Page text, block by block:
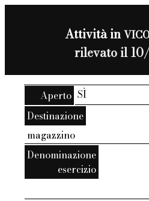
Attività in
rilevato il
Aperto SÌ
Destinazione
magazzino
Denominazione
esercizio